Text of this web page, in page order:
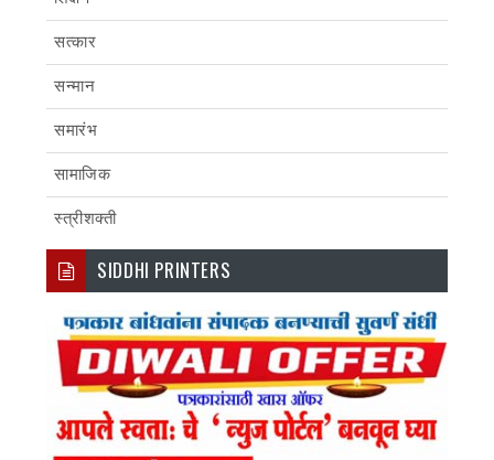
सत्कार
सन्मान
समारंभ
सामाजिक
स्त्रीशक्ती
SIDDHI PRINTERS